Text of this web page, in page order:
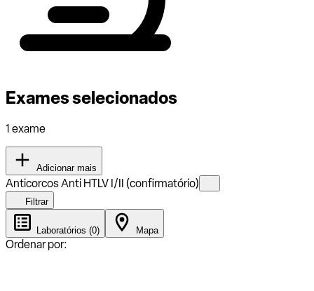
Exames selecionados
1 exame
Adicionar mais
Anticorcos Anti HTLV I/II (confirmatório)
Filtrar
Laboratórios (0) Mapa
Ordenar por: